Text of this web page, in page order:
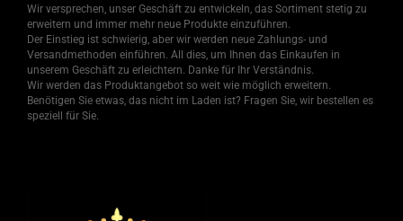
Wir versprechen, unser Geschäft zu entwickeln, das Sortiment stetig zu
erweitern und immer mehr neue Produkte einzuführen.
Der Einstieg ist schwierig, aber wir werden neue Zahlungs- und
Versandmethoden einführen. All dies, um Ihnen das Einkaufen in
unserem Geschäft zu erleichtern. Danke für Ihr Verständnis.
Wir werden das Produktangebot so weit wie möglich erweitern.
Benötigen Sie etwas, das nicht im Laden ist? Fragen Sie, wir bestellen es
speziell für Sie.